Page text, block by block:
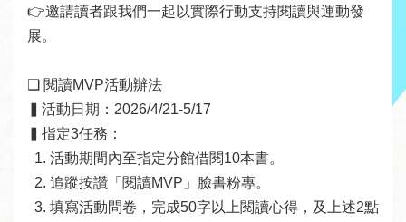
務
書
👉邀請讀者跟我們一起以實際行動支持閱讀與運動發
展。
❑ 閱讀MVP活動辦法
▍活動日期：2026/4/21-5/17
▍指定3任務：
1. 活動期間內至指定分館借閱10本書。
2. 追蹤按讚「閱讀MVP」臉書粉專。
3. 填寫活動問卷，完成50字以上閱讀心得，及上述2點